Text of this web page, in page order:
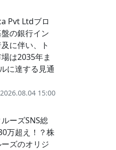
Pvt Ltdブロ
の銀行イン
に伴い、ト
は2035年ま
に達する見通
2026.08.04 15:00
ーズSNS総
万超え！？株
ズのオリジ